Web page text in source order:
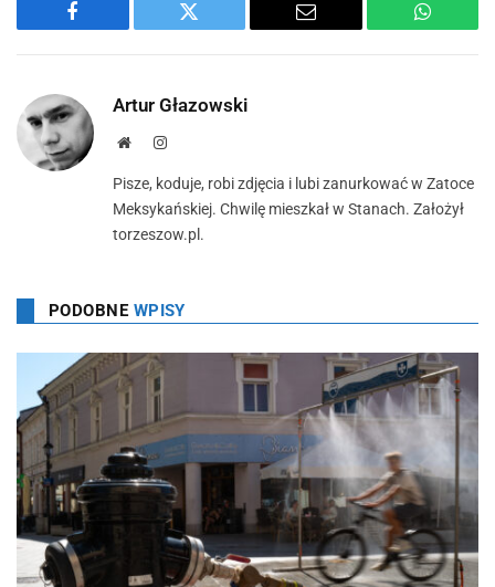
Facebook Twitter Email
Artur Głazowski
StronaInstagram
Pisze, koduje, robi zdjęcia i lubi zanurkować w Zatoce
Meksykańskiej. Chwilę mieszkał w Stanach. Założył
torzeszow.pl.
PODOBNE WPISY